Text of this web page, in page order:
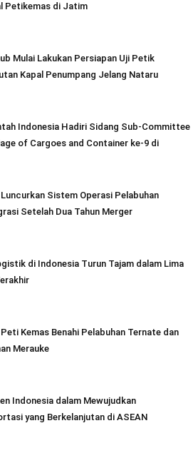
Petikemas di Jatim
Mulai Lakukan Persiapan Uji Petik
Kapal Penumpang Jelang Nataru
Indonesia Hadiri Sidang Sub-Committee
of Cargoes and Container ke-9 di
Sistem Operasi Pelabuhan
Setelah Dua Tahun Merger
di Indonesia Turun Tajam dalam Lima
Kemas Benahi Pelabuhan Ternate dan
Merauke
Indonesia dalam Mewujudkan
yang Berkelanjutan di ASEAN